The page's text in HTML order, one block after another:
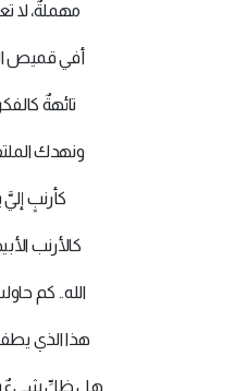
مهملةٌ، لا
أفي قميص
تائهةٌ
ونهدك
كأرنبٍ
كالأرنب
الله.. كم
هذا الذي
هل ظلِّ شيءٌ